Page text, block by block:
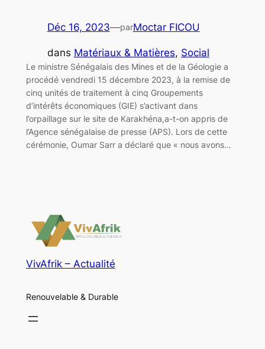
Déc 16, 2023—parMoctar FICOU
dans Matériaux & Matières, Social
Le ministre Sénégalais des Mines et de la Géologie a
procédé vendredi 15 décembre 2023, à la remise de
cinq unités de traitement à cinq Groupements
d’intérêts économiques (GIE) s’activant dans
l’orpaillage sur le site de Karakhéna,a-t-on appris de
l’Agence sénégalaise de presse (APS). Lors de cette
cérémonie, Oumar Sarr a déclaré que « nous avons…
VivAfrik – Actualité
Renouvelable & Durable